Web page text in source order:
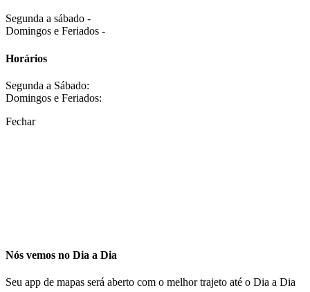
Segunda a sábado -
Domingos e Feriados -
Horários
Segunda a Sábado:
Domingos e Feriados:
Fechar
Nós vemos no Dia a Dia
Seu app de mapas será aberto com o melhor trajeto até o Dia a Dia